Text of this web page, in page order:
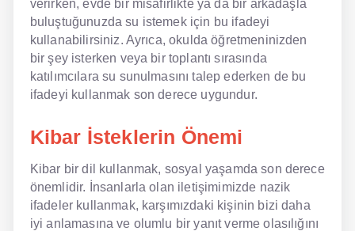
verirken, evde bir misafirlikte ya da bir arkadaşla
buluştuğunuzda su istemek için bu ifadeyi
kullanabilirsiniz. Ayrıca, okulda öğretmeninizden
bir şey isterken veya bir toplantı sırasında
katılımcılara su sunulmasını talep ederken de bu
ifadeyi kullanmak son derece uygundur.
Kibar İsteklerin Önemi
Kibar bir dil kullanmak, sosyal yaşamda son derece
önemlidir. İnsanlarla olan iletişimimizde nazik
ifadeler kullanmak, karşımızdaki kişinin bizi daha
iyi anlamasına ve olumlu bir yanıt verme olasılığını